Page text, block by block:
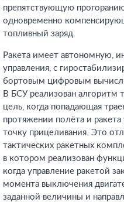
препятствующую
одновременно
топливный заряд.
Ракета имеет автономную,
управления, с
бортовым цифровым
В БСУ реализован алгоритм
цель, когда попадающая
протяжении полёта и ракета
точку прицеливания. Это
тактических ракетных
в котором реализован
когда управление ракетой
момента выключения
заданной величины и